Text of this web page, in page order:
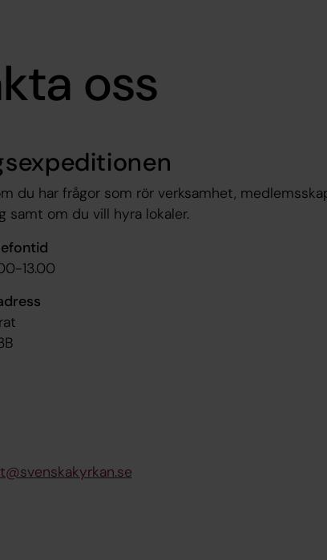
oss
du har frågor som rör verksamhet,
samt om du vill hyra lokaler.
13.00